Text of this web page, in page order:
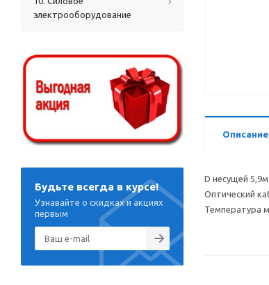
Описание
D несущей
Оптический
Температура
электрооборудование
Будьте всегда в курсе!
Узнавайте о скидках и акциях
первым